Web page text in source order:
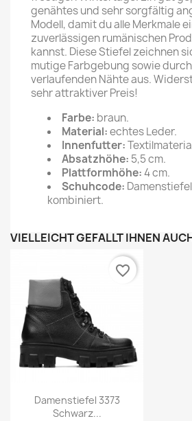
genähtes und sehr sorgfältig
Modell, damit du alle Merkmale
zuverlässigen rumänischen
kannst. Diese Stiefel zeichnen
mutige Farbgebung sowie
verlaufenden Nähte aus.
sehr attraktiver Preis!
Farbe: braun.
Material:echtes Leder.
Innenfutter:
Absatzhöhe: 5,5 cm.
Plattformhöhe:4 cm.
Schuhcode:
kombiniert.
VIELLEICHT GEFÄLLT IHNEN
Damenstiefel 3373
Schwarz...
favorite_border